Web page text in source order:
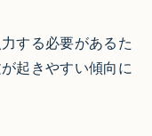
する必要があるた
起きやすい傾向に